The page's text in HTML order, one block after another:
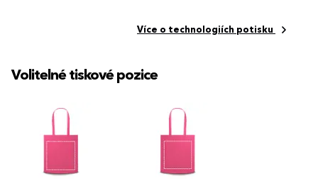
Více o technologiích potisku
Volitelné tiskové pozice